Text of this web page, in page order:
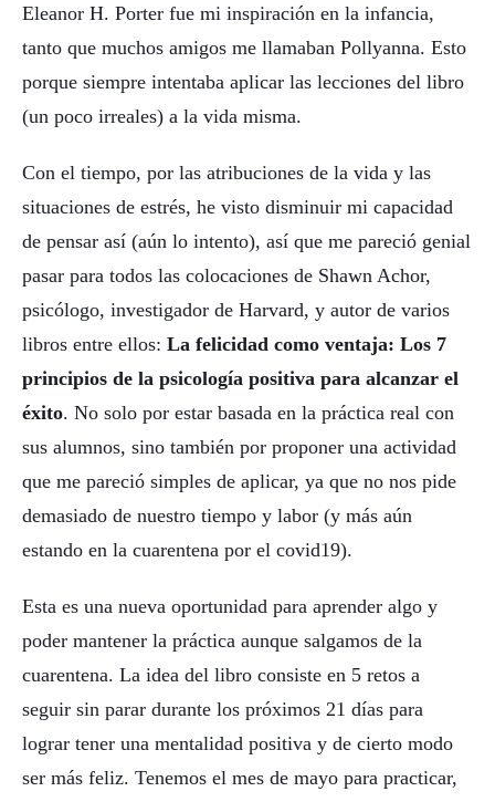
Eleanor H. Porter fue mi inspiración en la infancia,
tanto que muchos amigos me llamaban Pollyanna. Esto
porque siempre intentaba aplicar las lecciones del libro
(un poco irreales) a la vida misma.
Con el tiempo, por las atribuciones de la vida y las
situaciones de estrés, he visto disminuir mi capacidad
de pensar así (aún lo intento), así que me pareció genial
pasar para todos las colocaciones de Shawn Achor,
psicólogo, investigador de Harvard, y autor de varios
libros entre ellos: La felicidad como ventaja: Los 7
principios de la psicología positiva para alcanzar el
éxito. No solo por estar basada en la práctica real con
sus alumnos, sino también por proponer una actividad
que me pareció simples de aplicar, ya que no nos pide
demasiado de nuestro tiempo y labor (y más aún
estando en la cuarentena por el covid19).
Esta es una nueva oportunidad para aprender algo y
poder mantener la práctica aunque salgamos de la
cuarentena. La idea del libro consiste en 5 retos a
seguir sin parar durante los próximos 21 días para
lograr tener una mentalidad positiva y de cierto modo
ser más feliz. Tenemos el mes de mayo para practicar,